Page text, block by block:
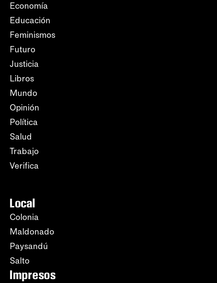
Economía
Educación
Feminismos
Futuro
Justicia
Libros
Mundo
Opinión
Política
Salud
Trabajo
Verifica
Local
Colonia
Maldonado
Paysandú
Salto
Impresos